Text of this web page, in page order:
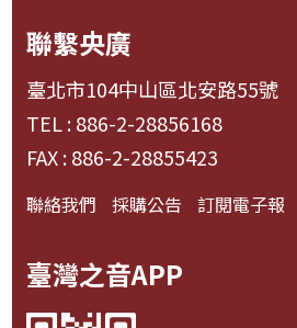
聯繫央廣
臺北市104中山區北安路55號
TEL : 886-2-28856168
FAX : 886-2-28855423
聯絡我們 採購公告 訂閱電子報
臺灣之音APP